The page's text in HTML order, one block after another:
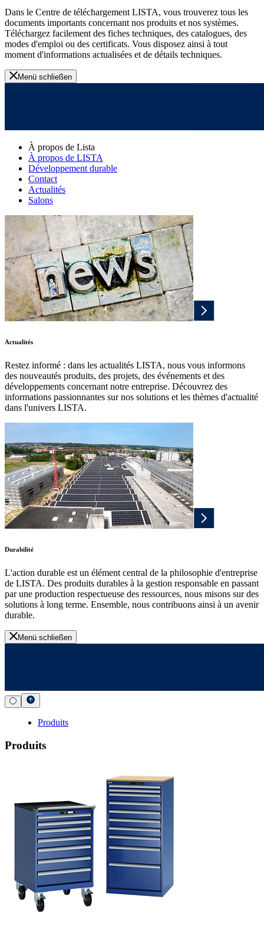
Dans le Centre de téléchargement LISTA, vous trouverez tous les
documents importants concernant nos produits et nos systèmes.
Téléchargez facilement des fiches techniques, des catalogues, des
modes d'emploi ou des certificats. Vous disposez ainsi à tout
moment d'informations actualisées et de détails techniques.
Menü schließen
À propos de Lista
À propos de LISTA
Développement durable
Contact
Actualités
Salons
Actualités
Restez informé : dans les actualités LISTA, nous vous informons
des nouveautés produits, des projets, des événements et des
développements concernant notre entreprise. Découvrez des
informations passionnantes sur nos solutions et les thèmes d'actualité
dans l'univers LISTA.
Durabilité
L'action durable est un élément central de la philosophie d'entreprise
de LISTA. Des produits durables à la gestion responsable en passant
par une production respectueuse des ressources, nous misons sur des
solutions à long terme. Ensemble, nous contribuons ainsi à un avenir
durable.
Menü schließen
Produits
Produits